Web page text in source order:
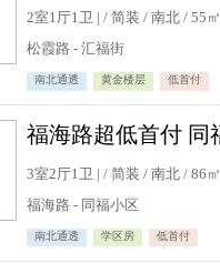
2室1厅1卫 | / 简装 / 南北 / 55㎡
松霞路 - 汇福街
南北通透 黄金楼层 低首付
3室2厅1卫 | / 简装 / 南北 / 86㎡
福海路 - 同福小区
南北通透 学区房 低首付